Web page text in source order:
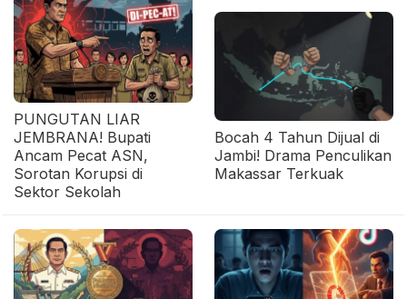
PUNGUTAN LIAR
JEMBRANA! Bupati
Ancam Pecat ASN,
Sorotan Korupsi di
Sektor Sekolah
Bocah 4 Tahun Dijual di
Jambi! Drama Penculikan
Makassar Terkuak